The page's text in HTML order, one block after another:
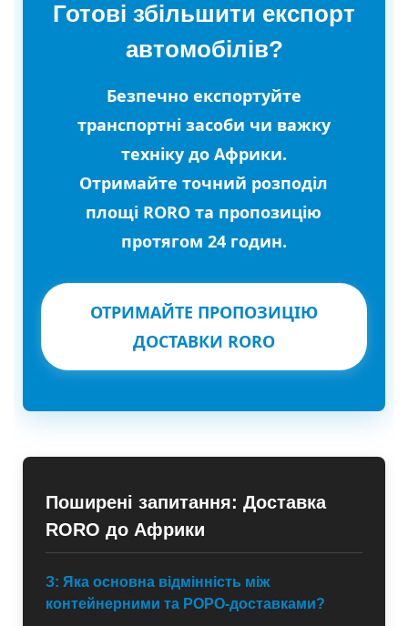
Готові збільшити експорт
автомобілів?
Безпечно експортуйте
транспортні засоби чи важку
техніку до Африки.
Отримайте точний розподіл
площі RORO та пропозицію
протягом 24 годин.
ОТРИМАЙТЕ ПРОПОЗИЦІЮ
ДОСТАВКИ RORO
Поширені запитання: Доставка
RORO до Африки
З: Яка основна відмінність між
контейнерними та РОРО-доставками?